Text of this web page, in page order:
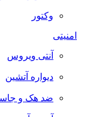
وکتور
امنیتی
آنتی ویروس
دیواره آتشین
ضد هک و